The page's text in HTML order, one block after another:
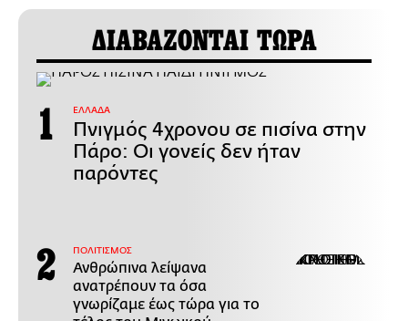
ΔΙΑΒΑΖΟΝΤΑΙ ΤΩΡΑ
ΕΛΛΑΔΑ
Πνιγμός 4χρονου σε πισίνα στην
Πάρο: Οι γονείς δεν ήταν
παρόντες
ΠΟΛΙΤΙΣΜΟΣ
Ανθρώπινα λείψανα
ανατρέπουν τα όσα
γνωρίζαμε έως τώρα για το